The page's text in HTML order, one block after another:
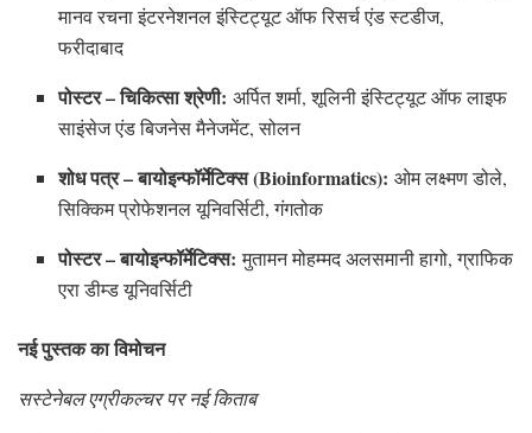
मानव रचना इंटरनेशनल इंस्टिट्यूट ऑफ रिसर्च एंड स्टडीज,
फरीदाबाद
पोस्टर – चिकित्सा श्रेणी: अर्पित शर्मा, शूलिनी इंस्टिट्यूट ऑफ लाइफ
साइंसेज एंड बिजनेस मैनेजमेंट, सोलन
शोध पत्र – बायोइन्फॉर्मेटिक्स (Bioinformatics): ओम लक्ष्मण डोले,
सिक्किम प्रोफेशनल यूनिवर्सिटी, गंगतोक
पोस्टर – बायोइन्फॉर्मेटिक्स: मुतामन मोहम्मद अलसमानी हागो, ग्राफिक
एरा डीम्ड यूनिवर्सिटी
नई पुस्तक का विमोचन
सस्टेनेबल एग्रीकल्चर पर नई किताब